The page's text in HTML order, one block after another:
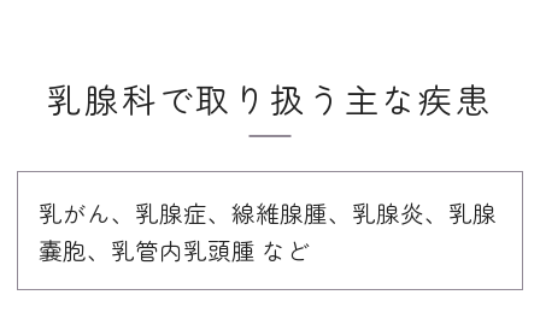
乳腺科で取り扱う主な疾患
乳がん、乳腺症、線維腺腫、乳腺炎、乳腺
嚢胞、乳管内乳頭腫 など